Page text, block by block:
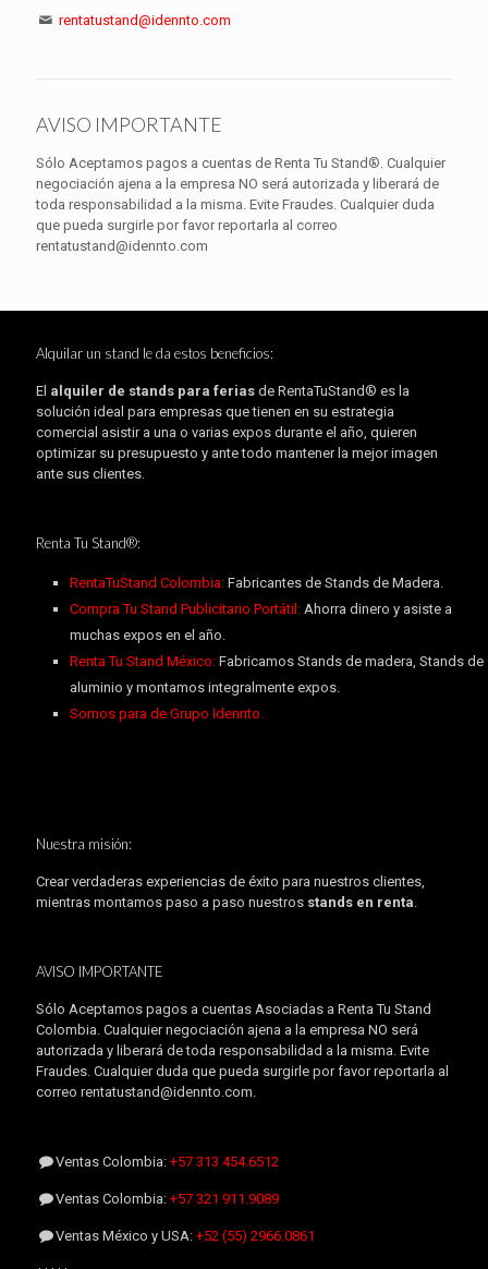
rentatustand@idennto.com
AVISO IMPORTANTE
Sólo Aceptamos pagos a cuentas de Renta Tu Stand®. Cualquier
negociación ajena a la empresa NO será autorizada y liberará de
toda responsabilidad a la misma. Evite Fraudes. Cualquier duda
que pueda surgirle por favor reportarla al correo
rentatustand@idennto.com
Alquilar un stand le da estos beneficios:
El alquiler de stands para ferias de RentaTuStand® es la
solución ideal para empresas que tienen en su estrategia
comercial asistir a una o varias expos durante el año, quieren
optimizar su presupuesto y ante todo mantener la mejor imagen
ante sus clientes.
Renta Tu Stand®:
RentaTuStand Colombia: Fabricantes de Stands de Madera.
Compra Tu Stand Publicitario Portátil:Ahorra dinero y asiste a
muchas expos en el año.
Renta Tu Stand México:Fabricamos Stands de madera, Stands de
aluminio y montamos integralmente expos.
Somos para de Grupo Idennto.
Nuestra misión:
Crear verdaderas experiencias de éxito para nuestros clientes,
mientras montamos paso a paso nuestros stands en renta.
AVISO IMPORTANTE
Sólo Aceptamos pagos a cuentas Asociadas a Renta Tu Stand
Colombia. Cualquier negociación ajena a la empresa NO será
autorizada y liberará de toda responsabilidad a la misma. Evite
Fraudes. Cualquier duda que pueda surgirle por favor reportarla al
correo rentatustand@idennto.com.
Ventas Colombia:+57 313 454.6512
Ventas Colombia:+57 321 911.9089
Ventas México y USA:+52 (55) 2966.0861